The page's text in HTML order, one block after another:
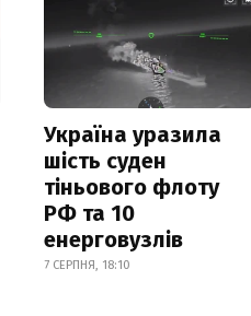
Україна уразила
шість суден
тіньового флоту
РФ та 10
енерговузлів
7 СЕРПНЯ, 18:10